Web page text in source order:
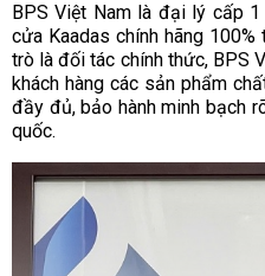
BPS Việt Nam là đại lý cấp
cửa Kaadas chính hãng
trò là đối tác chính thức, BPS
khách hàng các sản phẩm
đầy đủ, bảo hành minh bạch
quốc.